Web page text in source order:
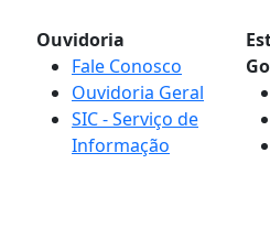
Ouvidoria
Fale Conosco
Ouvidoria Geral
SIC - Serviço de
Informação